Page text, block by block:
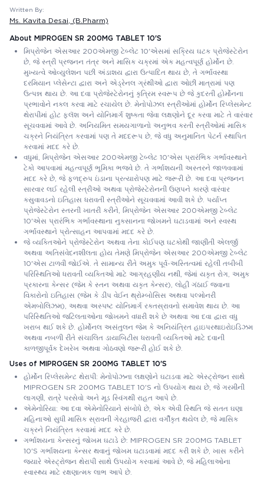
Written By:
Ms. Kavita Desai , (B.Pharm)
About MIPROGEN SR 200MG TABLET 10'S
મિપ્રોજેન એસઆર 200એમજી ટેબ્લેટ 10'એસમાં સક્રિય ઘટક પ્રોજેસ્ટેરોન
છે, જે સ્ત્રી પ્રજનન તંત્ર અને માસિક ચક્રમાં એક મહત્વપૂર્ણ હોર્મોન છે.
મુખ્યત્વે ઓવ્યુલેશન પછી અંડાશય દ્વારા ઉત્પાદિત થાય છે, તે ગર્ભાવસ્થા
દરમિયાન પ્લેસેન્ટા દ્વારા અને એડ્રેનલ ગ્રંથીઓ દ્વારા ઓછી માત્રામાં પણ
ઉત્પન્ન થાય છે. આ દવા પ્રોજેસ્ટેરોનનું કૃત્રિમ સ્વરૂપ છે જે કુદરતી હોર્મોનના
પ્રભાવોને નકલ કરવા માટે રચાયેલ છે. મેનોપોઝલ સ્ત્રીઓમાં હોર્મોન રિપ્લેસમેન્ટ
થેરાપીમાં હોટ ફ્લૅશ અને યોનિમાર્ગ શુષ્કતા જેવા લક્ષણોને દૂર કરવા માટે તે વારંવાર
સૂચવવામાં આવે છે. અનિયમિત સમયગાળાનો અનુભવ કરતી સ્ત્રીઓમાં માસિક
ચક્રને નિયંત્રિત કરવામાં પણ તે મદદરૂપ છે, જે વધુ અનુમાનિત પેટર્ન સ્થાપિત
કરવામાં મદદ કરે છે.
વધુમાં, મિપ્રોજેન એસઆર 200એમજી ટેબ્લેટ 10'એસ પ્રારંભિક ગર્ભાવસ્થાને
ટેકો આપવામાં મહત્વપૂર્ણ ભૂમિકા ભજવે છે. તે ગર્ભાશયની અસ્તરને જાળવવામાં
મદદ કરે છે, જે ફળદ્રુપ ઇંડાના પ્રત્યારોપણ માટે જરૂરી છે. આ દવા પ્રજનન
સારવાર લઈ રહેલી સ્ત્રીઓ અથવા પ્રોજેસ્ટેરોનની ઉણપને કારણે વારંવાર
કસુવાવડનો ઇતિહાસ ધરાવતી સ્ત્રીઓને સૂચવવામાં આવી શકે છે. પર્યાપ્ત
પ્રોજેસ્ટેરોન સ્તરની ખાતરી કરીને, મિપ્રોજેન એસઆર 200એમજી ટેબ્લેટ
10'એસ પ્રારંભિક ગર્ભાવસ્થાના નુકસાનના જોખમને ઘટાડવામાં અને સ્વસ્થ
ગર્ભાવસ્થાને પ્રોત્સાહન આપવામાં મદદ કરે છે.
જે વ્યક્તિઓને પ્રોજેસ્ટેરોન અથવા તેના કોઈપણ ઘટકોથી જાણીતી એલર્જી
અથવા અતિસંવેદનશીલતા હોય તેમણે મિપ્રોજેન એસઆર 200એમજી ટેબ્લેટ
10'એસ ટાળવી જોઈએ. તે સામાન્ય રીતે અમુક પૂર્વ-અસ્તિત્વમાં રહેલી તબીબી
પરિસ્થિતિઓ ધરાવતી વ્યક્તિઓ માટે આગ્રહણીય નથી, જેમાં યકૃત રોગ, અમુક
પ્રકારના કેન્સર (જેમ કે સ્તન અથવા યકૃત કેન્સર), લોહી ગંઠાઈ જવાના
વિકારોનો ઇતિહાસ (જેમ કે ડીપ વેઈન થ્રોમ્બોસિસ અથવા પલ્મોનરી
એમબોલિઝમ), અથવા અસ્પષ્ટ યોનિમાર્ગ રક્તસ્રાવનો સમાવેશ થાય છે. આ
પરિસ્થિતિઓ જટિલતાઓના જોખમને વધારી શકે છે અથવા આ દવા દ્વારા વધુ
ખરાબ થઈ શકે છે. હોર્મોનલ અસંતુલન જેમ કે અનિયંત્રિત હાઇપરથાઇરોઇડિઝમ
અથવા નબળી રીતે સંચાલિત ડાયાબિટીસ ધરાવતી વ્યક્તિઓ માટે દવાની
કાળજીપૂર્વક દેખરેખ અથવા ગોઠવણો જરૂરી હોઈ શકે છે.
Uses of MIPROGEN SR 200MG TABLET 10'S
હોર્મોન રિપ્લેસમેન્ટ થેરાપી: મેનોપોઝના લક્ષણોને ઘટાડવા માટે એસ્ટ્રોજન સાથે
MIPROGEN SR 200MG TABLET 10'S નો ઉપયોગ થાય છે, જે ગરમીની
લાગણી, રાત્રે પરસેવો અને મૂડ સ્વિંગથી રાહત આપે છે.
એમેનોરિયા: આ દવા એમેનોરિયાને સંબોધે છે, એક એવી સ્થિતિ જે સતત ઘણા
મહિનાઓ સુધી માસિક સ્રાવની ગેરહાજરી દ્વારા વર્ગીકૃત થયેલ છે, જે માસિક
ચક્રને નિયંત્રિત કરવામાં મદદ કરે છે.
ગર્ભાશયના કેન્સરનું જોખમ ઘટાડે છે: MIPROGEN SR 200MG TABLET
10'S ગર્ભાશયના કેન્સર થવાનું જોખમ ઘટાડવામાં મદદ કરી શકે છે, ખાસ કરીને
જ્યારે એસ્ટ્રોજન થેરાપી સાથે ઉપયોગ કરવામાં આવે છે, જે મહિલાઓના
સ્વાસ્થ્ય માટે રક્ષણાત્મક લાભ આપે છે.